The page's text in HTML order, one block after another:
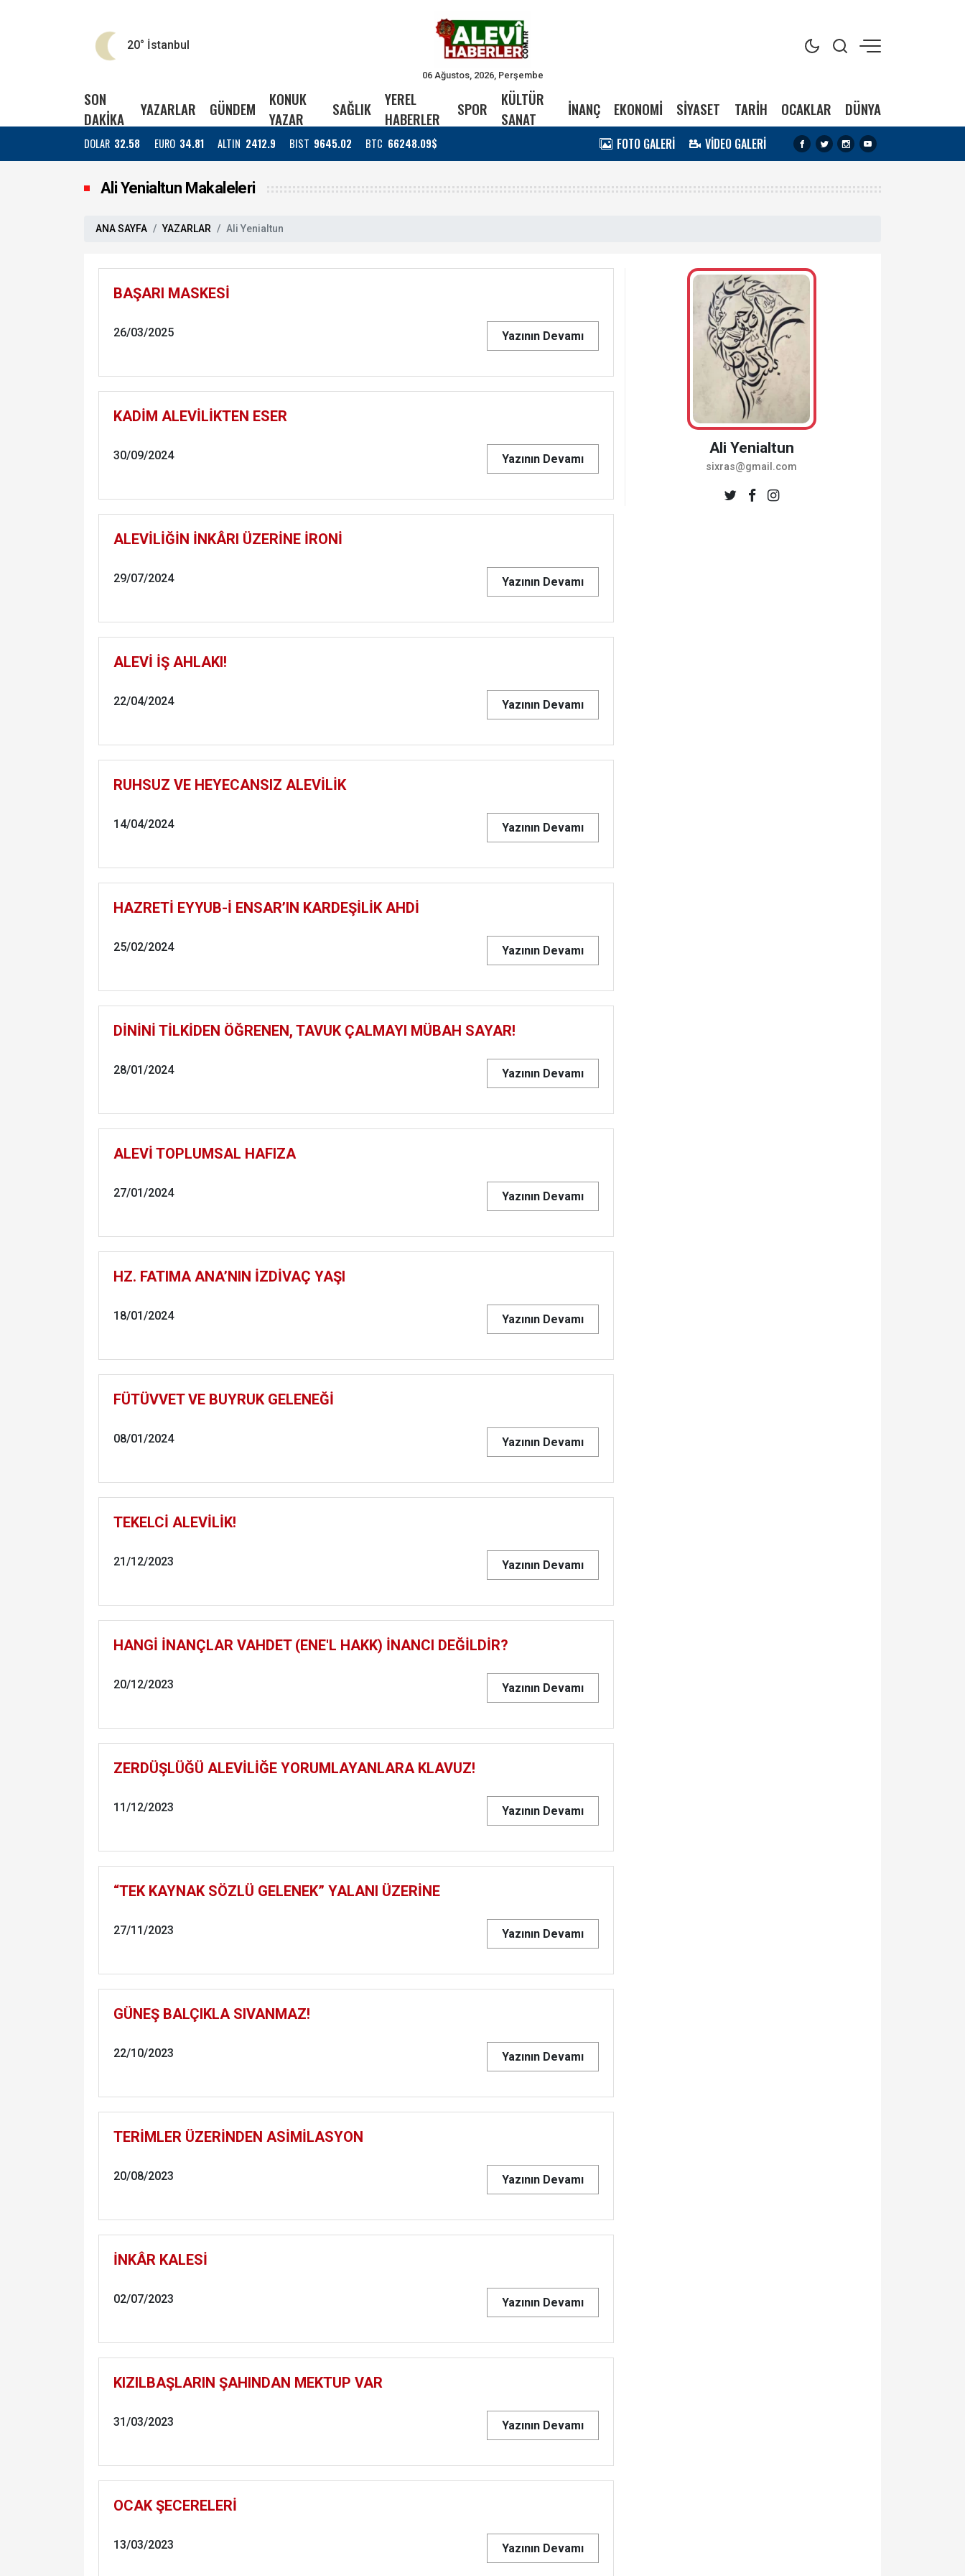
20° İstanbul
06 Ağustos, 2026, Perşembe
SON
DAKİKA
YAZARLAR GÜNDEM
KONUK
YAZAR
SAĞLIK
YEREL
HABERLER
SPOR
KÜLTÜR
SANAT
İNANÇ EKONOMİ SİYASET TARİH OCAKLAR DÜNYA
DOLAR 32.58 EURO 34.81 ALTIN 2412.9 BIST 9645.02 BTC 66248.09$ FOTO GALERİ VİDEO GALERİ
Ali Yenialtun Makaleleri
ANA SAYFA YAZARLAR Ali Yenialtun
BAŞARI MASKESİ
26/03/2025 Yazının Devamı
KADİM ALEVİLİKTEN ESER
30/09/2024 Yazının Devamı
ALEVİLİĞİN İNKÂRI ÜZERİNE İRONİ
29/07/2024 Yazının Devamı
ALEVİ İŞ AHLAKI!
22/04/2024 Yazının Devamı
RUHSUZ VE HEYECANSIZ ALEVİLİK
14/04/2024 Yazının Devamı
HAZRETİ EYYUB-İ ENSAR’IN KARDEŞİLİK AHDİ
25/02/2024 Yazının Devamı
DİNİNİ TİLKİDEN ÖĞRENEN, TAVUK ÇALMAYI MÜBAH SAYAR!
28/01/2024 Yazının Devamı
ALEVİ TOPLUMSAL HAFIZA
27/01/2024 Yazının Devamı
HZ. FATIMA ANA’NIN İZDİVAÇ YAŞI
18/01/2024 Yazının Devamı
FÜTÜVVET VE BUYRUK GELENEĞİ
08/01/2024 Yazının Devamı
TEKELCİ ALEVİLİK!
21/12/2023 Yazının Devamı
HANGİ İNANÇLAR VAHDET (ENE'L HAKK) İNANCI DEĞİLDİR?
20/12/2023 Yazının Devamı
ZERDÜŞLÜĞÜ ALEVİLİĞE YORUMLAYANLARA KLAVUZ!
11/12/2023 Yazının Devamı
“TEK KAYNAK SÖZLÜ GELENEK” YALANI ÜZERİNE
27/11/2023 Yazının Devamı
GÜNEŞ BALÇIKLA SIVANMAZ!
22/10/2023 Yazının Devamı
TERİMLER ÜZERİNDEN ASİMİLASYON
20/08/2023 Yazının Devamı
İNKÂR KALESİ
02/07/2023 Yazının Devamı
KIZILBAŞLARIN ŞAHINDAN MEKTUP VAR
31/03/2023 Yazının Devamı
OCAK ŞECERELERİ
13/03/2023 Yazının Devamı
Ali Yenialtun
sixras@gmail.com